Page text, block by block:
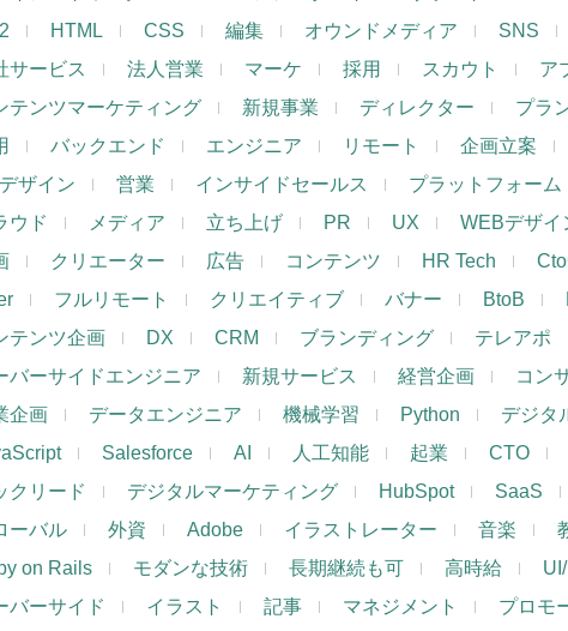
HTML CSS 編集 オウンドメディア SNS
サービス
法人営業 マーケ 採用 スカウト
ア
テンツマーケティング
新規事業 ディレクター プラ
バックエンド エンジニア リモート 企画立案
ザイン
営業 インサイドセールス プラットフォーム
ウド
メディア 立ち上げ PR UX WEBデザイ
クリエーター 広告 コンテンツ HR Tech
フルリモート クリエイティブ バナー BtoB
テンツ企画
DX CRM ブランディング テレアポ
バーサイドエンジニア
新規サービス 経営企画 コン
企画
データエンジニア 機械学習 Python デジタ
Salesforce AI 人工知能 起業 CTO
クリード
デジタルマーケティング HubSpot SaaS
ーバル
外資 Adobe イラストレーター 音楽
on Rails
モダンな技術 長期継続も可 高時給
バーサイド
イラスト 記事 マネジメント プロモ